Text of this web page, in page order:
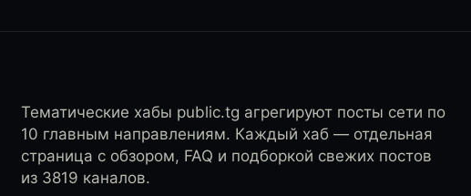
Тематические хабы public.tg агрегируют посты сети по
10 главным направлениям. Каждый хаб — отдельная
страница с обзором, FAQ и подборкой свежих постов
из 3819 каналов.